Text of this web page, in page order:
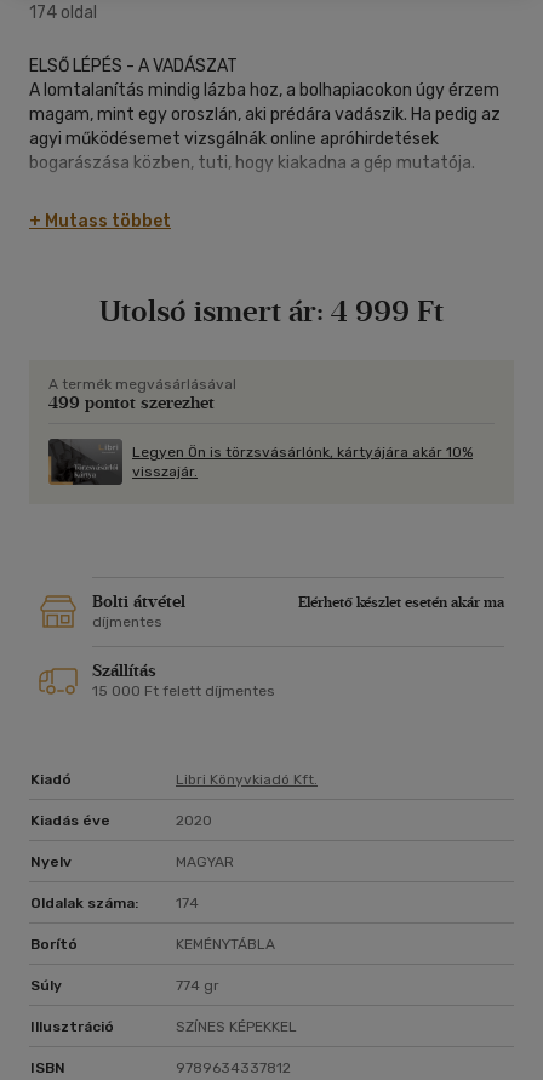
174 oldal
ELSŐ LÉPÉS - A VADÁSZAT
A lomtalanítás mindig lázba hoz, a bolhapiacokon úgy érzem
magam, mint egy oroszlán, aki prédára vadászik. Ha pedig az
agyi működésemet vizsgálnák online apróhirdetések
bogarászása közben, tuti, hogy kiakadna a gép mutatója.
MÁSODIK LÉPÉS - AZ ÚJ KÜLSŐ
Minden bútornak van egy karaktere, amit nem lehet figyelmen
HARMADIK LÉPÉS - ALAKÍTSD ÁT!
festékekről és az egész folyamatról, az egyes lépésekről.
kereséshez, az ötletekhez es a gyakorlati megvalósításhoz
egyaránt.
+ Mutass többet
Utolsó ismert ár: 4 999 Ft
A termék megvásárlásával
499 pontot szerezhet
Legyen Ön is törzsvásárlónk, kártyájára akár 10%
visszajár.
Bolti átvétel
Elérhető készlet esetén akár ma
díjmentes
Szállítás
15 000 Ft felett díjmentes
Kiadó Libri Könyvkiadó Kft.
Kiadás éve 2020
Nyelv MAGYAR
Oldalak száma: 174
Borító KEMÉNYTÁBLA
Súly 774 gr
Illusztráció SZÍNES KÉPEKKEL
ISBN 9789634337812